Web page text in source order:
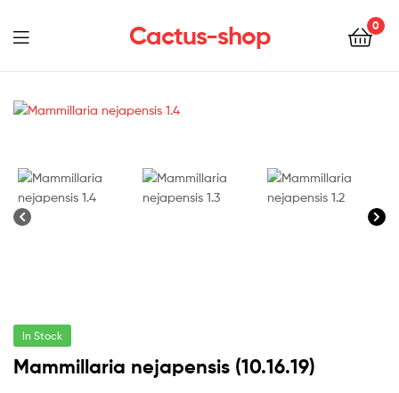
Cactus-shop 0
Menu
In Stock
Mammillaria nejapensis (10.16.19)